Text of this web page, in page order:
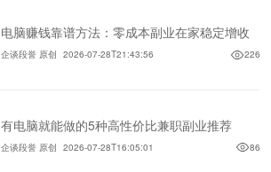
电脑赚钱靠谱方法：零成本副业在家稳定增收
企谈段誉 原创 2026-07-28T21:43:56 226
有电脑就能做的5种高性价比兼职副业推荐
企谈段誉 原创 2026-07-28T16:05:01 86